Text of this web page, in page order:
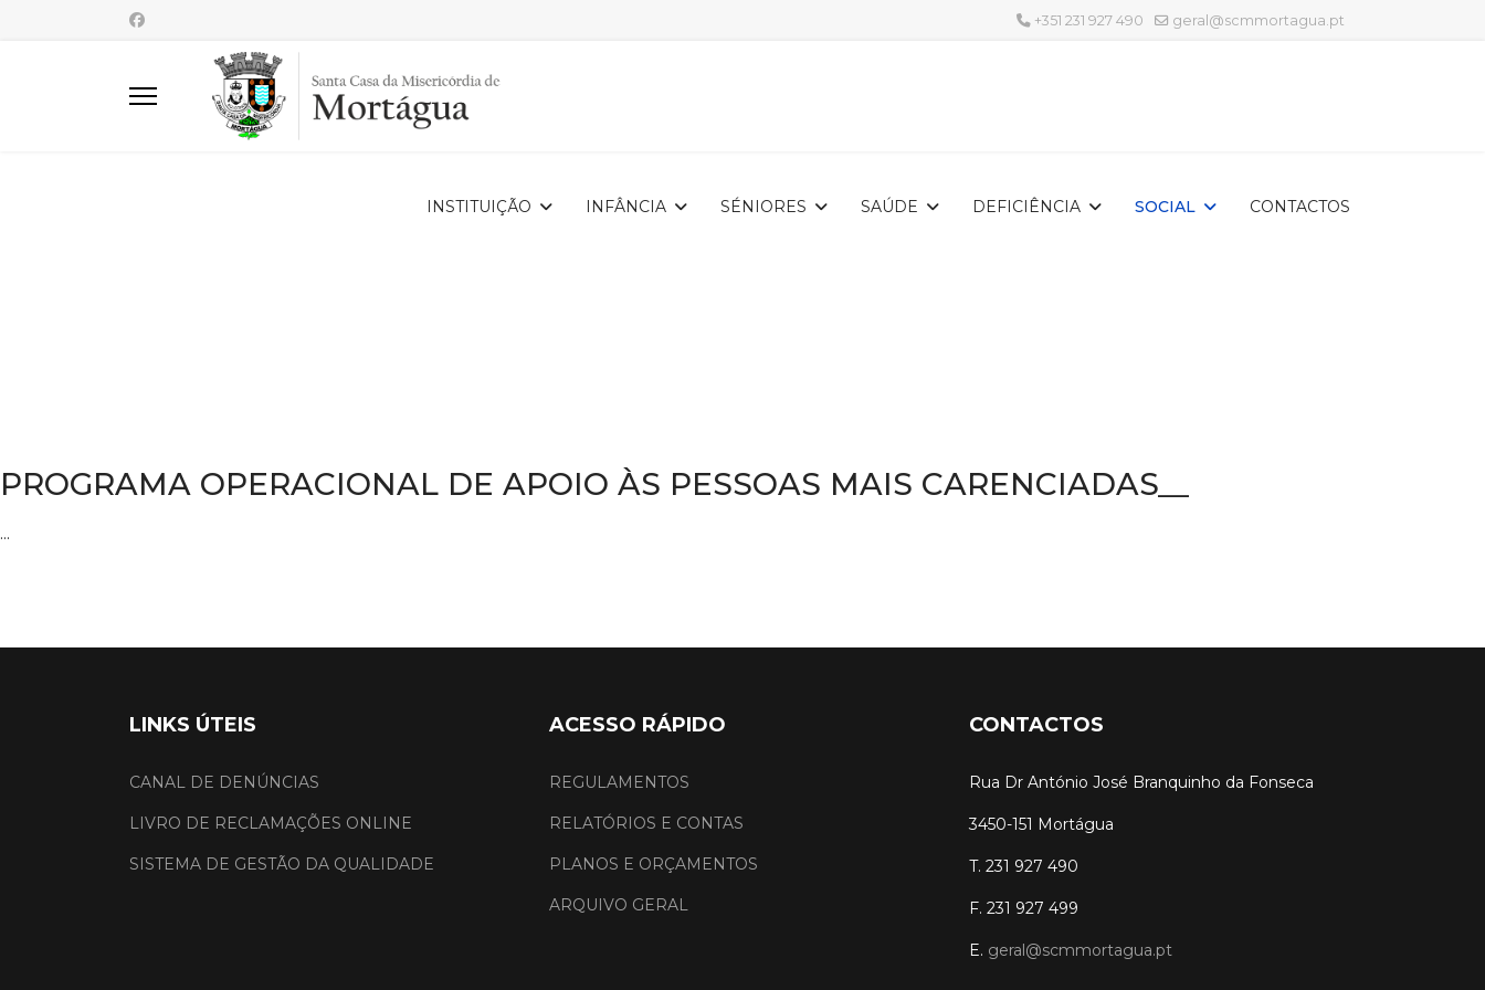
+351 231 927 490 geral@scmmortagua.pt
INSTITUIÇÃO INFÂNCIA SÉNIORES SAÚDE DEFICIÊNCIA SOCIAL CONTACTOS
PROGRAMA OPERACIONAL DE APOIO ÀS PESSOAS MAIS CARENCIADAS__
...
LINKS ÚTEIS
CANAL DE DENÚNCIAS
LIVRO DE RECLAMAÇÕES ONLINE
SISTEMA DE GESTÃO DA QUALIDADE
ACESSO RÁPIDO
REGULAMENTOS
RELATÓRIOS E CONTAS
PLANOS E ORÇAMENTOS
ARQUIVO GERAL
CONTACTOS
Rua Dr António José Branquinho da Fonseca
3450-151 Mortágua
T. 231 927 490
F. 231 927 499
E. geral@scmmortagua.pt